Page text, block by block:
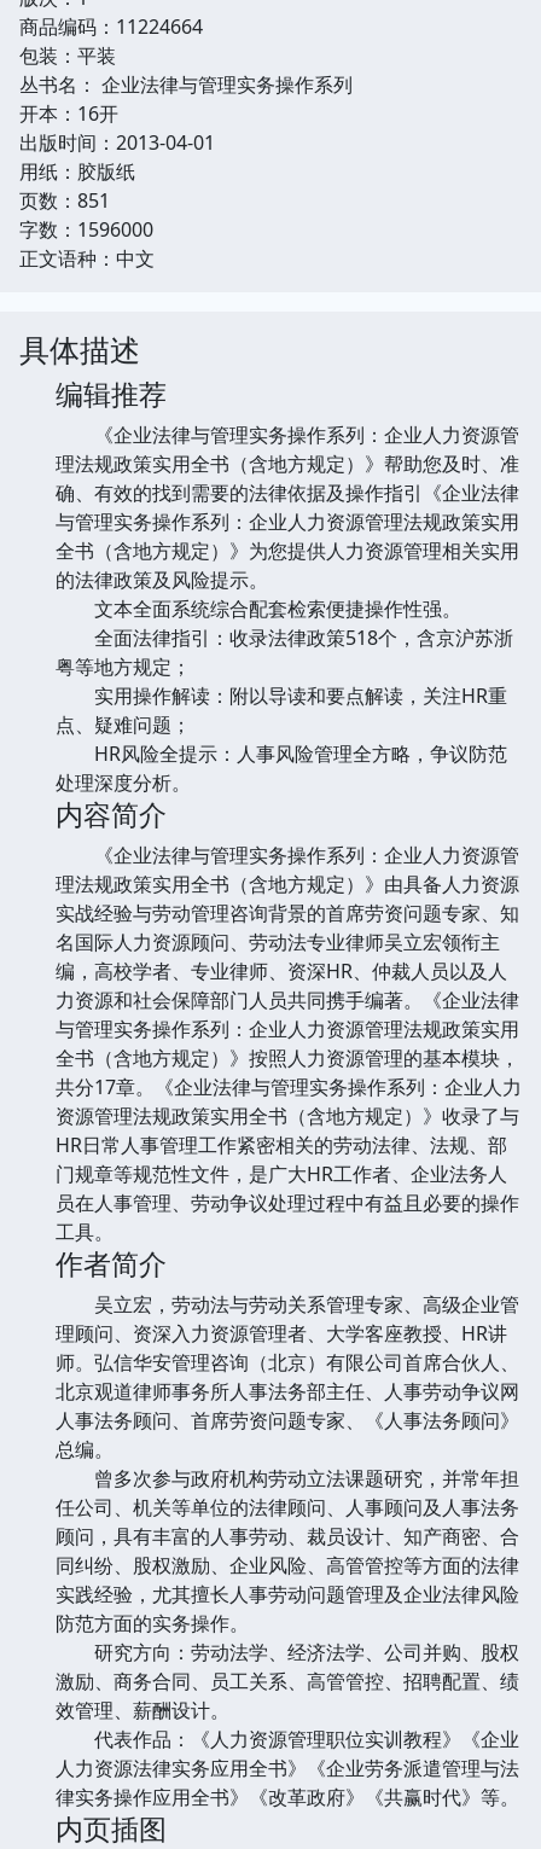
商品编码：11224664
包装：平装
丛书名： 企业法律与管理实务操作系列
开本：16开
出版时间：2013-04-01
用纸：胶版纸
页数：851
字数：1596000
正文语种：中文
具体描述
编辑推荐
《企业法律与管理实务操作系列：企业人力资源管
理法规政策实用全书（含地方规定）》帮助您及时、准
确、有效的找到需要的法律依据及操作指引《企业法律
与管理实务操作系列：企业人力资源管理法规政策实用
全书（含地方规定）》为您提供人力资源管理相关实用
的法律政策及风险提示。
文本全面系统综合配套检索便捷操作性强。
全面法律指引：收录法律政策518个，含京沪苏浙
粤等地方规定；
实用操作解读：附以导读和要点解读，关注HR重
点、疑难问题；
HR风险全提示：人事风险管理全方略，争议防范
处理深度分析。
内容简介
《企业法律与管理实务操作系列：企业人力资源管
理法规政策实用全书（含地方规定）》由具备人力资源
实战经验与劳动管理咨询背景的首席劳资问题专家、知
名国际人力资源顾问、劳动法专业律师吴立宏领衔主
编，高校学者、专业律师、资深HR、仲裁人员以及人
力资源和社会保障部门人员共同携手编著。《企业法律
与管理实务操作系列：企业人力资源管理法规政策实用
全书（含地方规定）》按照人力资源管理的基本模块，
共分17章。《企业法律与管理实务操作系列：企业人力
资源管理法规政策实用全书（含地方规定）》收录了与
HR日常人事管理工作紧密相关的劳动法律、法规、部
门规章等规范性文件，是广大HR工作者、企业法务人
员在人事管理、劳动争议处理过程中有益且必要的操作
工具。
作者简介
吴立宏，劳动法与劳动关系管理专家、高级企业管
理顾问、资深入力资源管理者、大学客座教授、HR讲
师。弘信华安管理咨询（北京）有限公司首席合伙人、
北京观道律师事务所人事法务部主任、人事劳动争议网
人事法务顾问、首席劳资问题专家、《人事法务顾问》
总编。
曾多次参与政府机构劳动立法课题研究，并常年担
任公司、机关等单位的法律顾问、人事顾问及人事法务
顾问，具有丰富的人事劳动、裁员设计、知产商密、合
同纠纷、股权激励、企业风险、高管管控等方面的法律
实践经验，尤其擅长人事劳动问题管理及企业法律风险
防范方面的实务操作。
研究方向：劳动法学、经济法学、公司并购、股权
激励、商务合同、员工关系、高管管控、招聘配置、绩
效管理、薪酬设计。
代表作品：《人力资源管理职位实训教程》《企业
人力资源法律实务应用全书》《企业劳务派遣管理与法
律实务操作应用全书》《改革政府》《共赢时代》等。
内页插图